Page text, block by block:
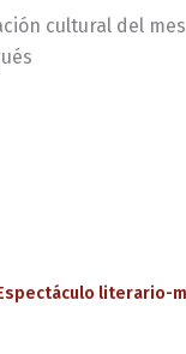
cultural del
literario-